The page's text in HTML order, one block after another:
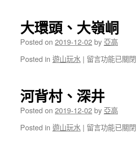
水
塘、
大
中
大環頭、大嶺峒
Posted on 2019-12-02by 亞高
Posted in 遊山玩水 | 在
頭、
大
嶺
中
留言功能已關閉
河背村、深井
Posted on 2019-12-02by 亞高
Posted in 遊山玩水 | 在
留言功能已關閉